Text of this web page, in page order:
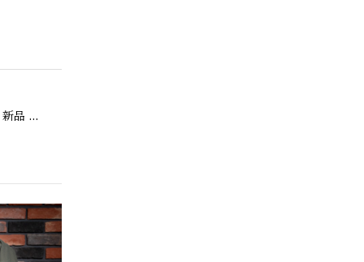
【Exclusive】Cooperstown Ball Cap × FAR EAST SIGNAL "NSN / NY" NAVY×WHITE Made in USA 別注 新品 クーパーズタウンボールキャップ 6パネル 紺
すがニ